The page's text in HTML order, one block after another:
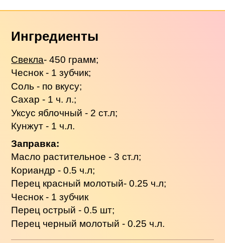
Ингредиенты
Свекла- 450 грамм;
Чеснок - 1 зубчик;
Соль - по вкусу;
Сахар - 1 ч. л.;
Уксус яблочный - 2 ст.л;
Кунжут - 1 ч.л.
Заправка:
Масло растительное - 3 ст.л;
Кориандр - 0.5 ч.л;
Перец красный молотый- 0.25 ч.л;
Чеснок - 1 зубчик
Перец острый - 0.5 шт;
Перец черный молотый - 0.25 ч.л.